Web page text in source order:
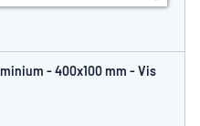
- 400x100 mm - Vis